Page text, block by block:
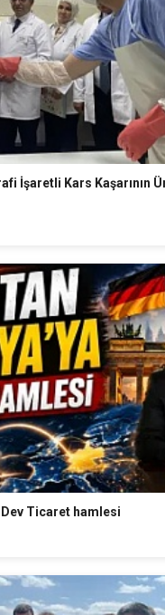
İşaretli Kars Kaşarının
Ticaret hamlesi